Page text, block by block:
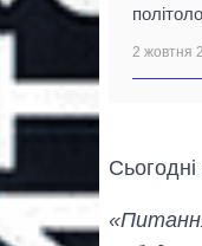
2 жовтня